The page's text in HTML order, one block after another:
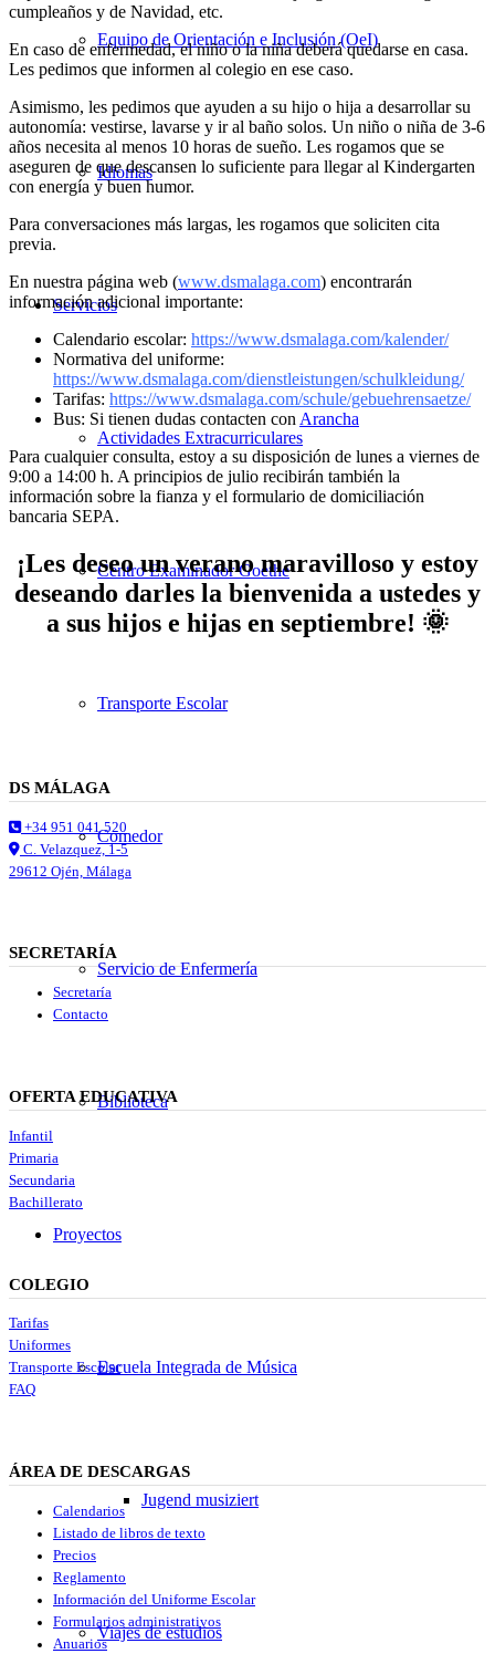
Equipo de Orientación e Inclusión (OeI)
Idiomas
Servicios
Actividades Extracurriculares
Centro Examinador Goethe
Transporte Escolar
Comedor
Servicio de Enfermería
Biblioteca
Proyectos
Escuela Integrada de Música
Jugend musiziert
Viajes de estudios
cumpleaños y de Navidad, etc.
En caso de enfermedad, el niño o la niña deberá quedarse en casa.
Les pedimos que informen al colegio en ese caso.
Asimismo, les pedimos que ayuden a su hijo o hija a desarrollar su
autonomía: vestirse, lavarse y ir al baño solos. Un niño o niña de 3-6
años necesita al menos 10 horas de sueño. Les rogamos que se
aseguren de que descansen lo suficiente para llegar al Kindergarten
con energía y buen humor.
Para conversaciones más largas, les rogamos que soliciten cita
previa.
En nuestra página web (www.dsmalaga.com) encontrarán
información adicional importante:
Calendario escolar: https://www.dsmalaga.com/kalender/
Normativa del uniforme:
https://www.dsmalaga.com/dienstleistungen/schulkleidung/
Tarifas: https://www.dsmalaga.com/schule/gebuehrensaetze/
Bus: Si tienen dudas contacten con Arancha
Para cualquier consulta, estoy a su disposición de lunes a viernes de
9:00 a 14:00 h. A principios de julio recibirán también la
información sobre la fianza y el formulario de domiciliación
bancaria SEPA.
¡Les deseo un verano maravilloso y estoy
deseando darles la bienvenida a ustedes y
a sus hijos e hijas en septiembre! 🌞
DS MÁLAGA
+34 951 041 520
C. Velazquez, 1-5
29612 Ojén, Málaga
SECRETARÍA
Secretaría
Contacto
OFERTA EDUCATIVA
Infantil
Primaria
Secundaria
Bachillerato
COLEGIO
Tarifas
Uniformes
Transporte Escolar
FAQ
ÁREA DE DESCARGAS
Calendarios
Listado de libros de texto
Precios
Reglamento
Información del Uniforme Escolar
Formularios administrativos
Anuarios